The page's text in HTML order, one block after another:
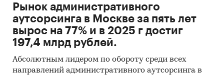
Рынок административного
аутсорсинга в Москве за пять лет
вырос на 77% и в 2025 г достиг
197,4 млрд рублей.
Абсолютным лидером по обороту среди всех
направлений административного аутсорсинга в